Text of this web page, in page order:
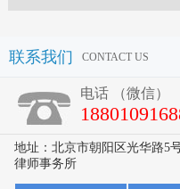
联系我们 CONTACT US
电话 （微信）
地址：北京市朝阳区光华路5
律师事务所